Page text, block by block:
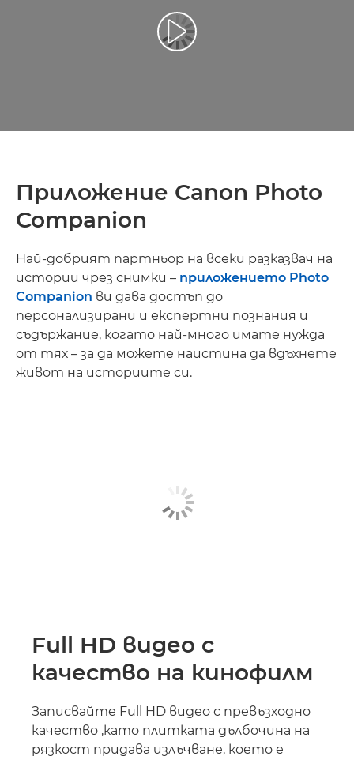
Приложение Canon Photo
Companion
Най-добрият партньор на всеки разказвач на
истории чрез снимки – приложението Photo
Companion ви дава достъп до
персонализирани и експертни познания и
съдържание, когато най-много имате нужда
от тях – за да можете наистина да вдъхнете
живот на историите си.
Full HD видео с
качество на кинофилм
Записвайте Full HD видео с превъзходно
качество ,като плитката дълбочина на
рязкост придава излъчване, което е